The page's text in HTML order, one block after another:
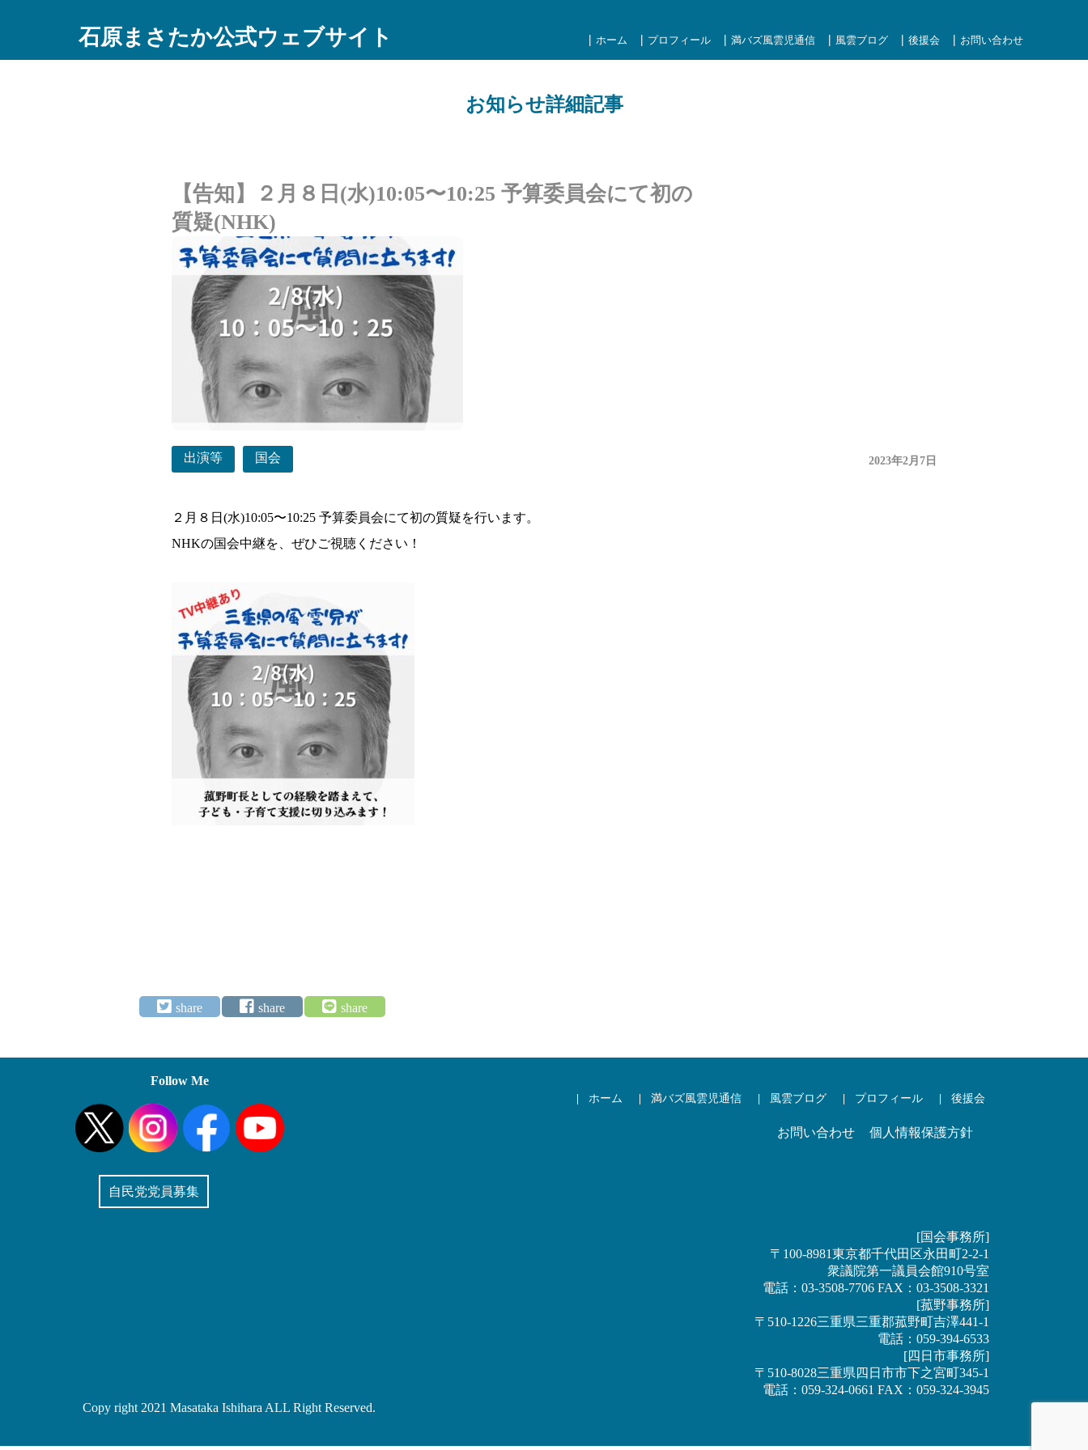
石原まさたか公式ウェブサイト ホーム プロフィール 満バズ風雲児通信 風雲ブログ 後援会 お問い合わせ
お知らせ詳細記事
【告知】２月８日(水)10:05〜10:25 予算委員会にて初の
質疑(NHK)
出演等 国会 2023年2月7日
２月８日(水)10:05〜10:25 予算委員会にて初の質疑を行います。
NHKの国会中継を、ぜひご視聴ください！
Follow Me
ホーム 満バズ風雲児通信 風雲ブログ プロフィール 後援会
お問い合わせ 個人情報保護方針
自民党党員募集
[国会事務所]
〒100-8981東京都千代田区永田町2-2-1
衆議院第一議員会館910号室
電話：03-3508-7706 FAX：03-3508-3321
[菰野事務所]
〒510-1226三重県三重郡菰野町吉澤441-1
電話：059-394-6533
[四日市事務所]
〒510-8028三重県四日市市下之宮町345-1
電話：059-324-0661 FAX：059-324-3945
Copy right 2021 Masataka Ishihara ALL Right Reserved.